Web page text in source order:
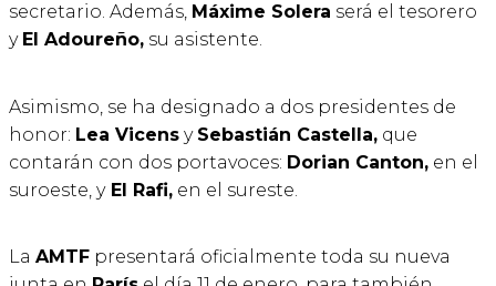
secretario. Además, Máxime Solera será el tesorero
y El Adoureño, su asistente.
Asimismo, se ha designado a dos presidentes de
honor: Lea Vicens y Sebastián Castella, que
contarán con dos portavoces: Dorian Canton, en el
suroeste, yEl Rafi, en el sureste.
La AMTF presentará oficialmente toda su nueva